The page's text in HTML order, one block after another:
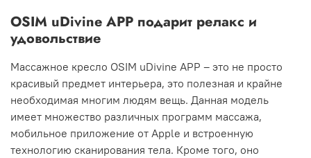
OSIM uDivine APP подарит релакс и
удовольствие
Массажное кресло OSIM uDivine APP – это не просто
красивый предмет интерьера, это полезная и крайне
необходимая многим людям вещь. Данная модель
имеет множество различных программ массажа,
мобильное приложение от Apple и встроенную
технологию сканирования тела. Кроме того, оно